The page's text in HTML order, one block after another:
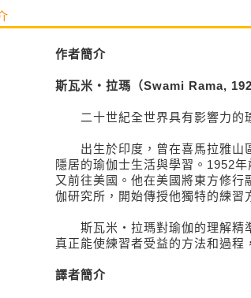
作者簡介
斯瓦米‧拉瑪（Swami Rama,
二十世紀全世界具有影響力的
出生於印度，曾在喜馬拉雅山
隱居的瑜伽士生活與學習。1952
又前往美國。他在美國將東方修
伽研究所，開始傳授他獨特的練習
斯瓦米‧拉瑪對瑜伽的理解精準
真正能使練習者受益的方法和過程
譯者簡介